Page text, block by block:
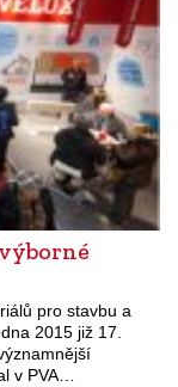
pro stavbu a
2015 již 17.
v PVA…